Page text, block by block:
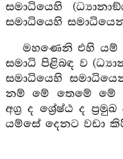
සමාධියෙහි
සමාධියෙහි
මහණෙනි එහි යම්
සමාධි පිළිබඳ ව
සමාධියෙහි
නම් මේ තෙමේ මේ
අග්‍ර ද ශ්‍රේෂ්ඨ ද
යම්සේ දෙනට වඩා